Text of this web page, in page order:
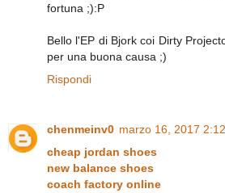
fortuna ;):P
Bello l'EP di Bjork coi Dirty
per una buona causa ;)
Rispondi
chenmeinv0 marzo 16, 2017
cheap jordan shoes
new balance shoes
coach factory online